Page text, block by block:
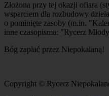
Złożona przy tej okazji ofiara
wsparciem dla rozbudowy
o pominięte zasoby (m.in.
inne czasopisma: "Rycerz
Bóg zapłać przez Niepokalaną!
Copyright © Rycerz